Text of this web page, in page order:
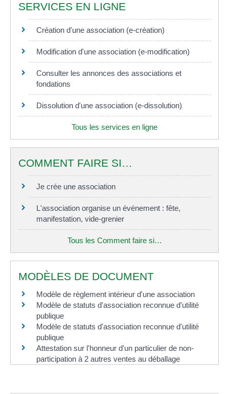
SERVICES EN LIGNE
Création d'une association (e-création)
Modification d'une association (e-modification)
Consulter les annonces des associations et
fondations
Dissolution d'une association (e-dissolution)
Tous les services en ligne
COMMENT FAIRE SI…
Je crée une association
L'association organise un événement : fête,
manifestation, vide-grenier
Tous les Comment faire si…
MODÈLES DE DOCUMENT
Modèle de règlement intérieur d'une association
Modèle de statuts d'association reconnue d'utilité
publique
Modèle de statuts d'association reconnue d'utilité
publique
Attestation sur l'honneur d'un particulier de non-
participation à 2 autres ventes au déballage